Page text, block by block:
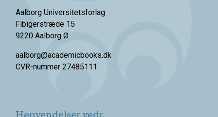
Aalborg Universitetsforlag
Fibigerstræde 15
9220 Aalborg Ø
aalborg@academicbooks.dk
CVR-nummer 27485111